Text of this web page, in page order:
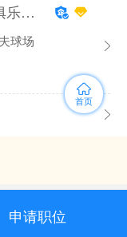
凯歌（厦门）高尔夫球俱乐部有限公司
球场
申请职位
首页